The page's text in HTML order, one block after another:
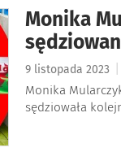
Monika
9 listopada 2023
Monika
sędziowała